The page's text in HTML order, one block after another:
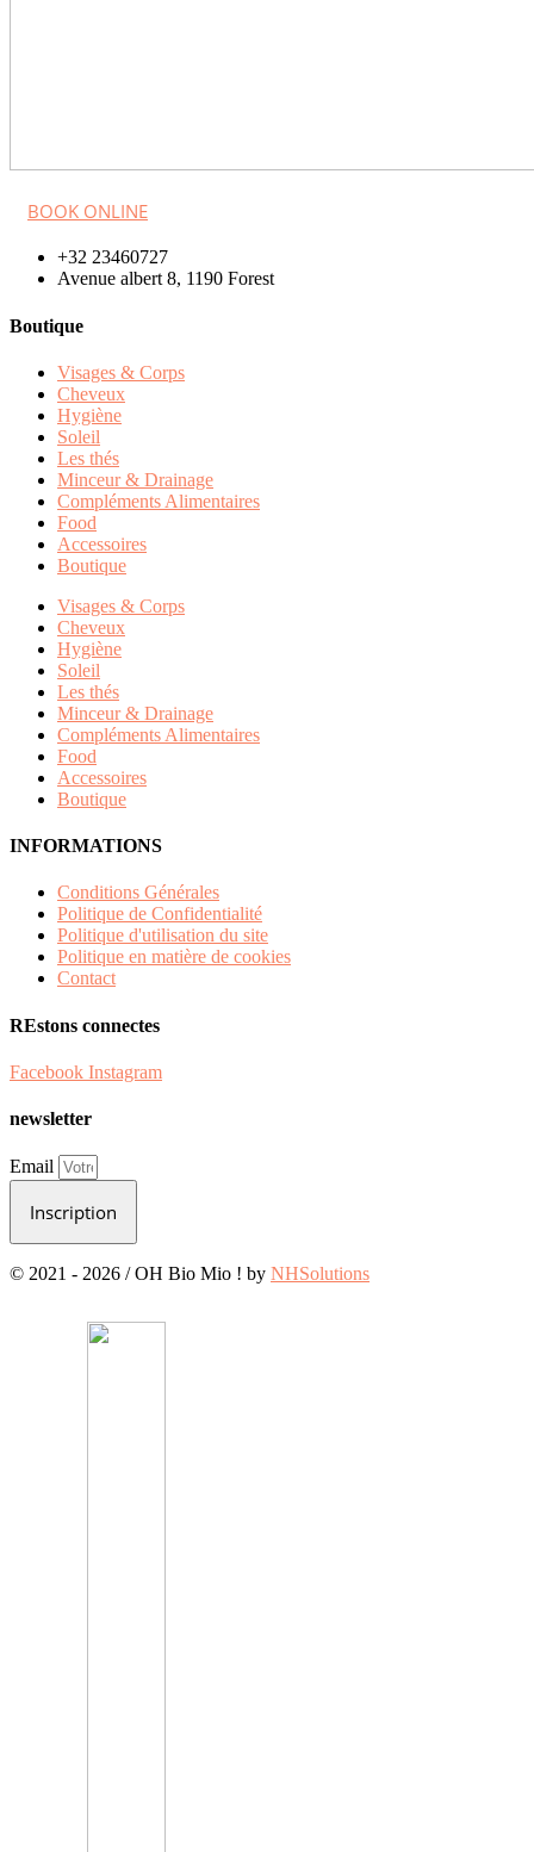
BOOK ONLINE
+32 23460727
Avenue albert 8, 1190 Forest
Boutique
Visages & Corps
Cheveux
Hygiène
Soleil
Les thés
Minceur & Drainage
Compléments Alimentaires
Food
Accessoires
Boutique
Visages & Corps
Cheveux
Hygiène
Soleil
Les thés
Minceur & Drainage
Compléments Alimentaires
Food
Accessoires
Boutique
INFORMATIONS
Conditions Générales
Politique de Confidentialité
Politique d'utilisation du site
Politique en matière de cookies
Contact
REstons connectes
Facebook Instagram
newsletter
Email
Inscription
© 2021 - 2026 / OH Bio Mio ! by NHSolutions